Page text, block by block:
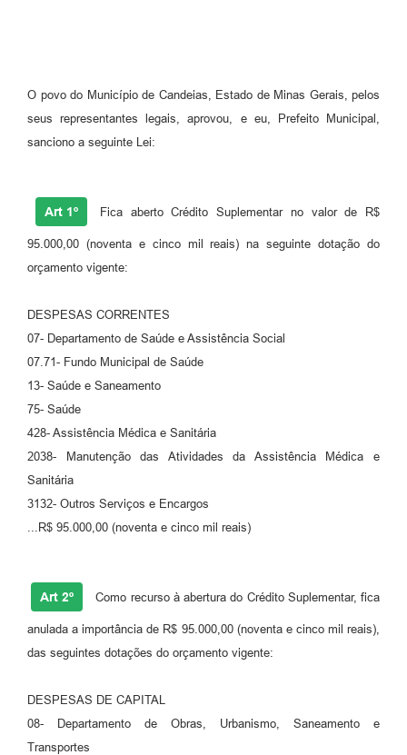
Canal da Ouvidoria
Vigilância em Saúde
Creche Municipal
Farmácia Municipal
Orientações COVID-19
Contratos
Carta de Serviços
Legislação
Legislação para Concurso
Sic
Lei Aldir Blanc
O povo do Município de Candeias, Estado de Minas Gerais, pelos
seus representantes legais, aprovou, e eu, Prefeito Municipal,
sanciono a seguinte Lei:
Art 1º Fica aberto Crédito Suplementar no valor de R$
95.000,00 (noventa e cinco mil reais) na seguinte dotação do
orçamento vigente:
DESPESAS CORRENTES
07- Departamento de Saúde e Assistência Social
07.71- Fundo Municipal de Saúde
13- Saúde e Saneamento
75- Saúde
428- Assistência Médica e Sanitária
2038- Manutenção das Atividades da Assistência Médica e
Sanitária
3132- Outros Serviços e Encargos
...R$ 95.000,00 (noventa e cinco mil reais)
Art 2º Como recurso à abertura do Crédito Suplementar, fica
anulada a importância de R$ 95.000,00 (noventa e cinco mil reais),
das seguintes dotações do orçamento vigente:
DESPESAS DE CAPITAL
08- Departamento de Obras, Urbanismo, Saneamento e
Transportes